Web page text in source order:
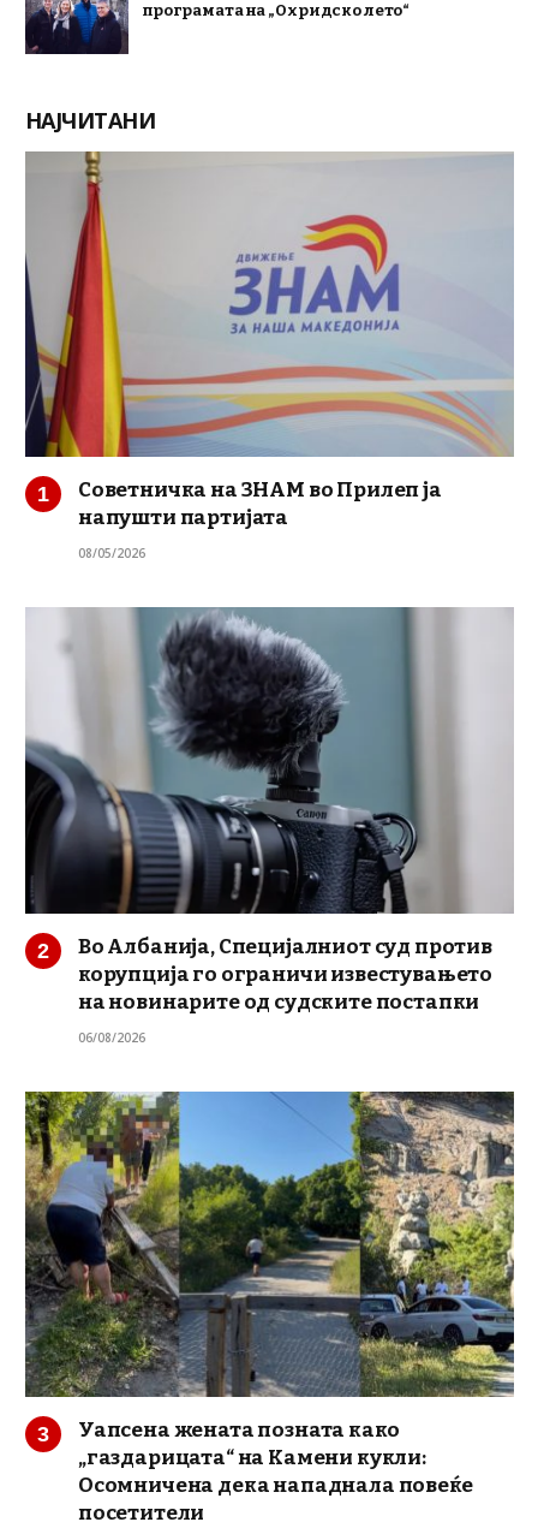
програмата на „Охридско лето“
НАЈЧИТАНИ
Советничка на ЗНАМ во Прилеп ја
напушти партијата
08/05/2026
Во Албанија, Специјалниот суд против
корупција го ограничи известувањето
на новинарите од судските постапки
06/08/2026
Уапсена жената позната како
„газдарицата“ на Камени кукли:
Осомничена дека нападнала повеќе
посетители